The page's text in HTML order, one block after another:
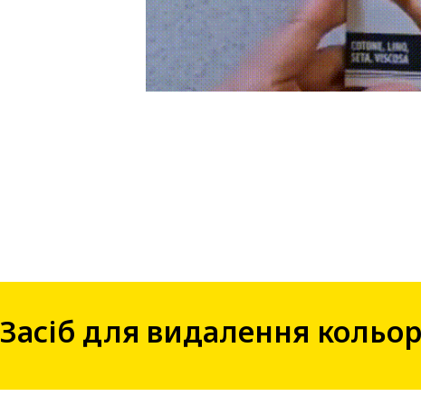
Засіб для видалення